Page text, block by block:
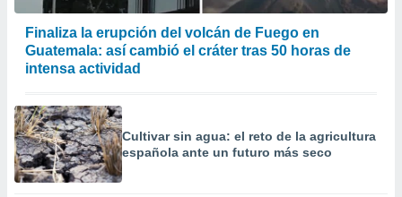
Finaliza la erupción del volcán de Fuego en
Guatemala: así cambió el cráter tras 50 horas de
intensa actividad
Cultivar sin agua: el reto de la agricultura
española ante un futuro más seco